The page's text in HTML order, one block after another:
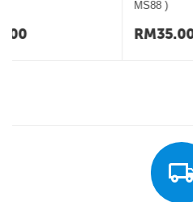
RM